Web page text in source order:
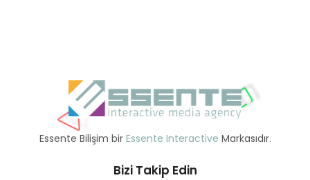
Essente Bilişim bir Essente Interactive Markasıdır.
Bizi Takip Edin